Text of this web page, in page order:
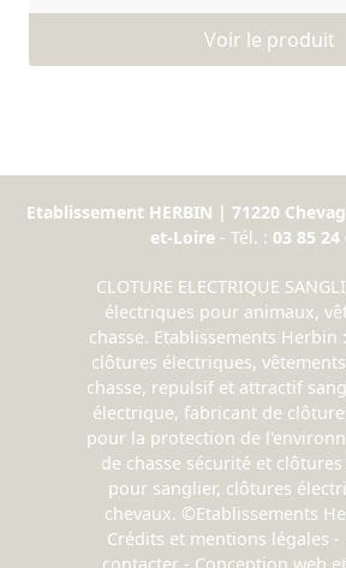
Voir le produit
Etablissement HERBIN | 71220
et-Loire - Tél. : 03 85 24
CLOTURE ELECTRIQUE
électriques pour animaux,
chasse. Etablissements Herbin
clôtures électriques,
chasse, repulsif et attractif
électrique, fabricant de
pour la protection de
de chasse sécurité et
pour sanglier, clôtures
chevaux. ©Etablissements
Crédits et mentions légales -